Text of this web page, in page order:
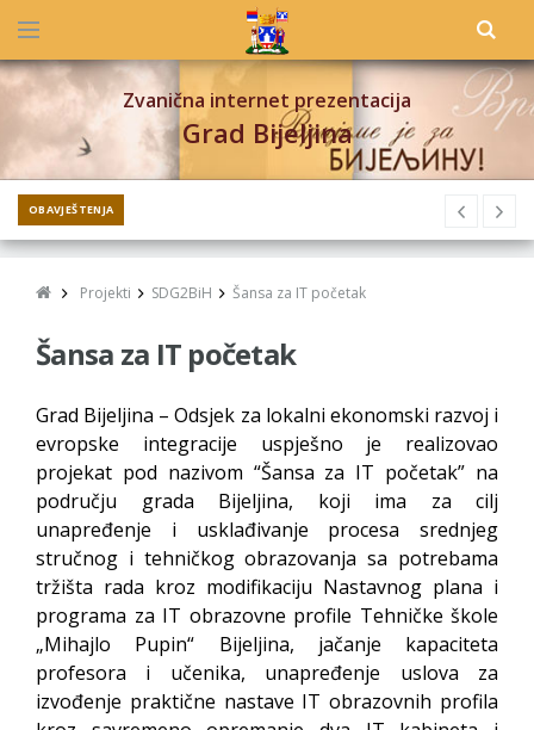
Zvanična internet prezentacija
Grad Bijeljina
OBAVJEŠTENJA
Projekti SDG2BiH Šansa za IT početak
Šansa za IT početak
Grad Bijeljina – Odsjek za lokalni ekonomski razvoj i
evropske integracije uspješno je realizovao
projekat pod nazivom “Šansa za IT početak” na
području grada Bijeljina, koji ima za cilj
unapređenje i usklađivanje procesa srednjeg
stručnog i tehničkog obrazovanja sa potrebama
tržišta rada kroz modifikaciju Nastavnog plana i
programa za IT obrazovne profile Tehničke škole
„Mihajlo Pupin“ Bijeljina, jačanje kapaciteta
profesora i učenika, unapređenje uslova za
izvođenje praktične nastave IT obrazovnih profila